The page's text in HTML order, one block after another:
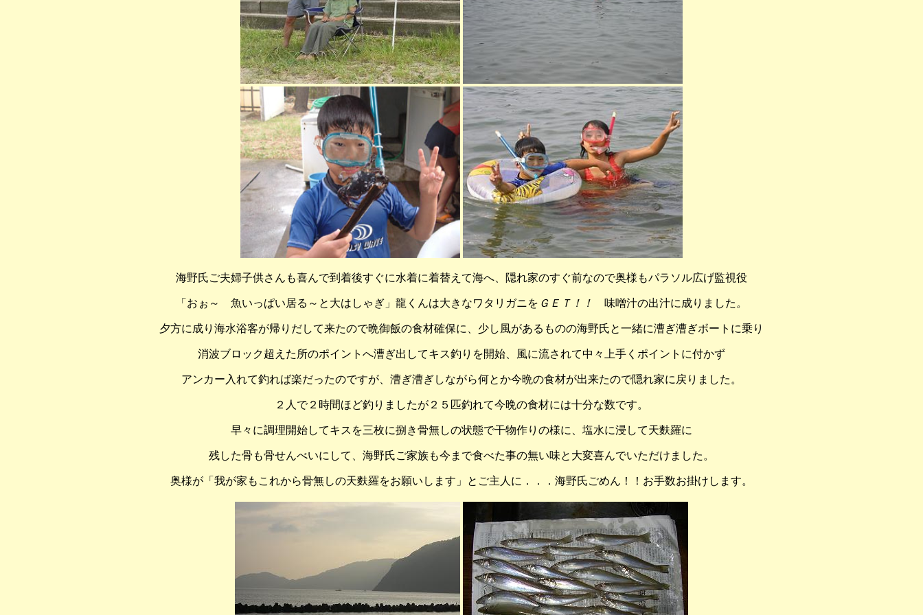
海野氏ご夫婦子供さんも喜んで到着後すぐに水着に着替えて海へ、隠れ家のすぐ前なので奥様もパラソル広げ監視役
「おぉ～ 魚いっぱい居る～と大はしゃぎ」龍くんは大きなワタリガニを ＧＥＴ！！ 味噌汁の出汁に成りました 。
夕方に成り海水浴客が帰りだして来たので晩御飯の食材確保に、少し風があるものの海野氏と一緒に漕ぎ漕ぎボートに乗り
消波ブロック超えた所のポイントへ漕ぎ出してキス釣りを開始、風に流されて中々上手くポイントに付かず
アンカー入れて釣れば楽だったのですが、漕ぎ漕ぎしながら何とか今晩の食材が出来たので隠れ家に戻りました。
２人で２時間ほど釣りましたが２５匹釣れて今晩の食材には十分な数です。
早々に調理開始してキスを三枚に捌き骨無しの状態で干物作りの様に、塩水に浸して天麩羅に
残した骨も骨せんべいにして、海野氏ご家族も今まで食べた事の無い味と大変喜んでいただけました。
奥様が「我が家もこれから骨無しの天麩羅をお願いします」とご主人に．．．海野氏ごめん！！お手数お掛けします。